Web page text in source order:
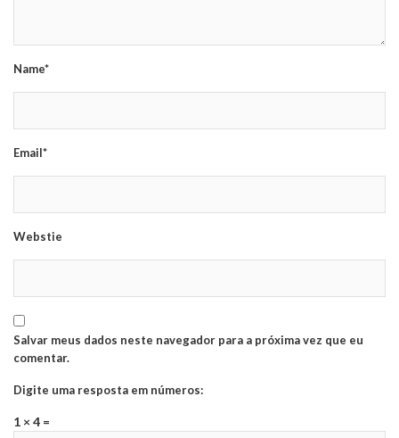
Name*
Email*
Webstie
Salvar meus dados neste navegador para a próxima vez que eu
comentar.
Digite uma resposta em números:
1 × 4 =